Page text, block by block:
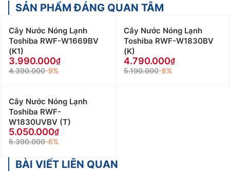
SẢN PHẨM ĐÁNG QUAN TÂM
Cây Nước Nóng Lạnh
Toshiba RWF-W1669BV
(K1)
3.990.000
4.390.000-9%
Cây Nước Nóng Lạnh
Toshiba RWF-W1830BV
(K)
4.790.000
5.190.000-8%
Cây Nước Nóng Lạnh
Toshiba RWF-
W1830UVBV (T)
5.050.000
5.390.000-6%
BÀI VIẾT LIÊN QUAN